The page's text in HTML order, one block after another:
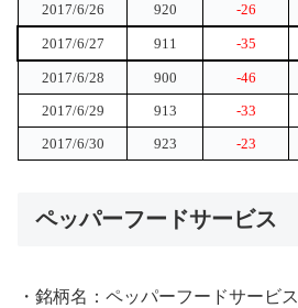
2017/6/26
920 -26
2017/6/27 911 -35
2017/6/28 900 -46
2017/6/29
913 -33
2017/6/30
923 -23
ペッパーフードサービス
・銘柄名：ペッパーフードサービス